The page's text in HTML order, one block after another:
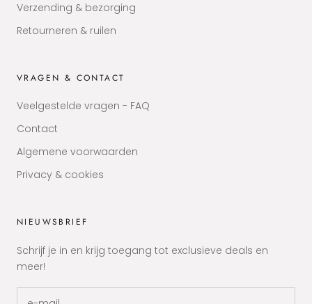
Verzending & bezorging
Retourneren & ruilen
VRAGEN & CONTACT
Veelgestelde vragen - FAQ
Contact
Algemene voorwaarden
Privacy & cookies
NIEUWSBRIEF
Schrijf je in en krijg toegang tot exclusieve deals en
meer!